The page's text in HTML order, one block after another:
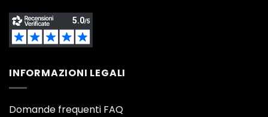
INFORMAZIONI LEGALI
Domande frequenti FAQ